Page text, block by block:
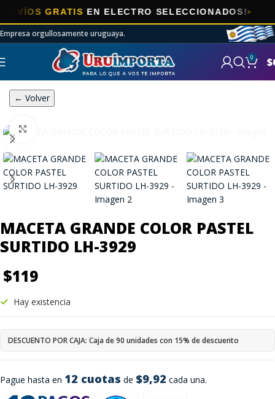
GRATISEN ELECTRO SELECCIONADOS!
Empresa orgullosamente uruguaya.
0 $
← Volver
MACETA GRANDE COLOR PASTEL
SURTIDO LH-3929
$119
Pague hasta en 12 cuotas de $9,92 cada una.
Hay existencia
DESCUENTO POR CAJA: Caja de 90 unidades con 15% de descuento